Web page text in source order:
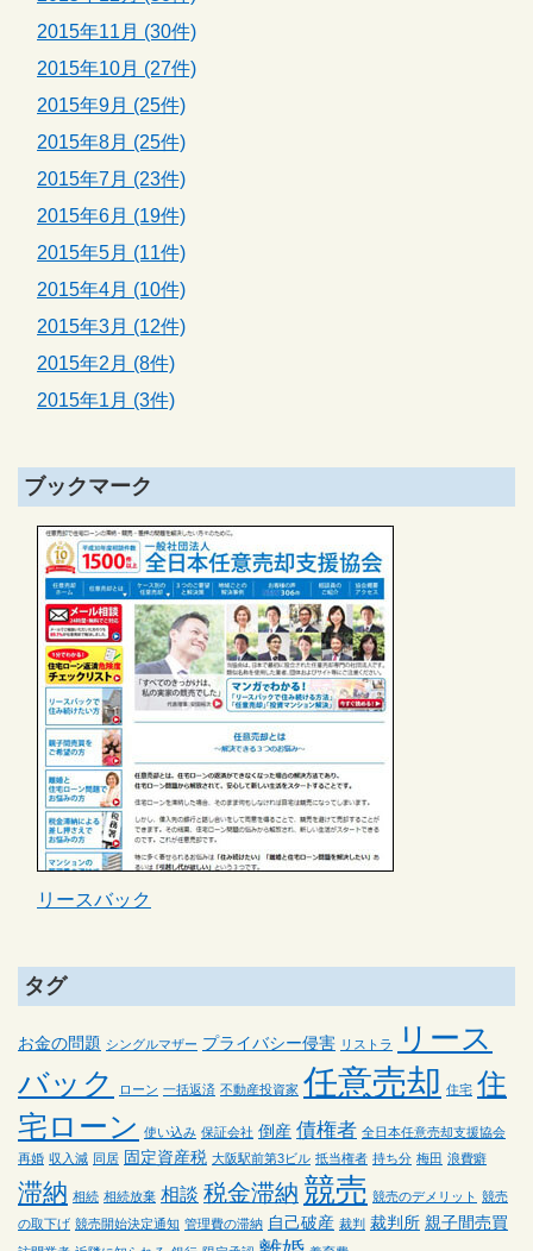
2015年11月 (30件)
2015年10月 (27件)
2015年9月 (25件)
2015年8月 (25件)
2015年7月 (23件)
2015年6月 (19件)
2015年5月 (11件)
2015年4月 (10件)
2015年3月 (12件)
2015年2月 (8件)
2015年1月 (3件)
ブックマーク
リースバック
タグ
お金の問題 シングルマザー プライバシー侵害 リストラ
リース
バック
ローン 一括返済 不動産投資家 任意売却 住宅 住
宅ローン 使い込み 保証会社 倒産 債権者 全日本任意売却支援協会
再婚 収入減 同居 固定資産税 大阪駅前第3ビル 抵当権者 持ち分 梅田 浪費癖
滞納 相続 相続放棄 相談 税金滞納 競売 競売のデメリット 競売
の取下げ 競売開始決定通知 管理費の滞納 自己破産 裁判 裁判所 親子間売買